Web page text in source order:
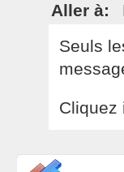
Aller à:
Seuls
Cliquez